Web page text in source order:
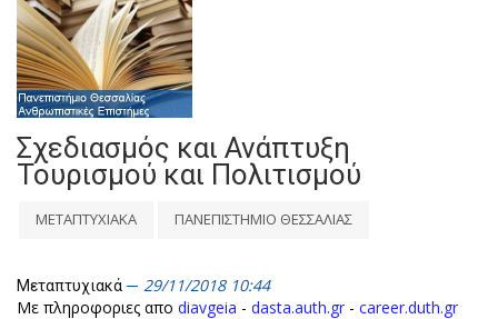
Σχεδιασμός και Ανάπτυξη
Τουρισμού και Πολιτισμού
ΜΕΤΑΠΤΥΧΙΑΚΑ ΠΑΝΕΠΙΣΤΗΜΙΟ ΘΕΣΣΑΛΙΑΣ
Μεταπτυχιακά
29/11/2018 10:44
Με πληροφοριες απο diavgeia - dasta.auth.gr - career.duth.gr